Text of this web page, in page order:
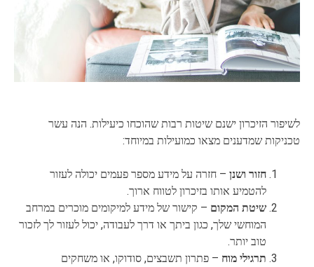
לשיפור הזיכרון ישנם שיטות רבות שהוכחו כיעילות. הנה עשר
טכניקות שמדענים מצאו כמועילות במיוחד:
חזור ושנן – חזרה על מידע מספר פעמים יכולה לעזור
להטמיע אותו בזיכרון לטווח ארוך.
שיטת המקום – קישור של מידע למיקומים מוכרים במרחב
המוחשי שלך, כגון ביתך או דרך לעבודה, יכול לעזור לך לזכור
טוב יותר.
תרגילי מוח – פתרון תשבצים, סודוקו, או משחקים